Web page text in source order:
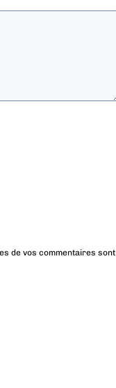
de vos commentaires sont